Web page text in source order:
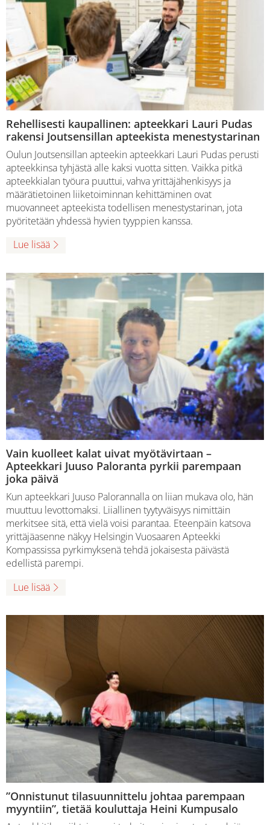
Rehellisesti kaupallinen: apteekkari Lauri Pudas
rakensi Joutsensillan apteekista menestystarinan
Oulun Joutsensillan apteekin apteekkari Lauri Pudas perusti
apteekkinsa tyhjästä alle kaksi vuotta sitten. Vaikka pitkä
apteekkialan työura puuttui, vahva yrittäjähenkisyys ja
määrätietoinen liiketoiminnan kehittäminen ovat
muovanneet apteekista todellisen menestystarinan, jota
pyöritetään yhdessä hyvien tyyppien kanssa.
Lue lisää
Vain kuolleet kalat uivat myötävirtaan –
Apteekkari Juuso Paloranta pyrkii parempaan
joka päivä
Kun apteekkari Juuso Palorannalla on liian mukava olo, hän
muuttuu levottomaksi. Liiallinen tyytyväisyys nimittäin
merkitsee sitä, että vielä voisi parantaa. Eteenpäin katsova
yrittäjäasenne näkyy Helsingin Vuosaaren Apteekki
Kompassissa pyrkimyksenä tehdä jokaisesta päivästä
edellistä parempi.
Lue lisää
”Onnistunut tilasuunnittelu johtaa parempaan
myyntiin”, tietää kouluttaja Heini Kumpusalo